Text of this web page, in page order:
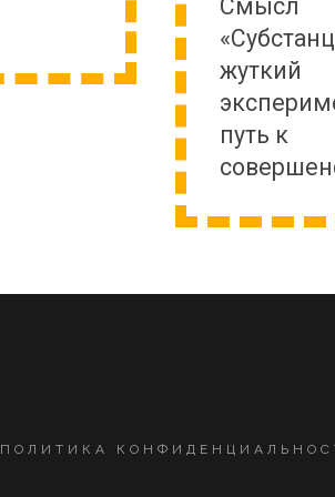
Cмысл
жуткий
путь к
ПОЛИТИКА